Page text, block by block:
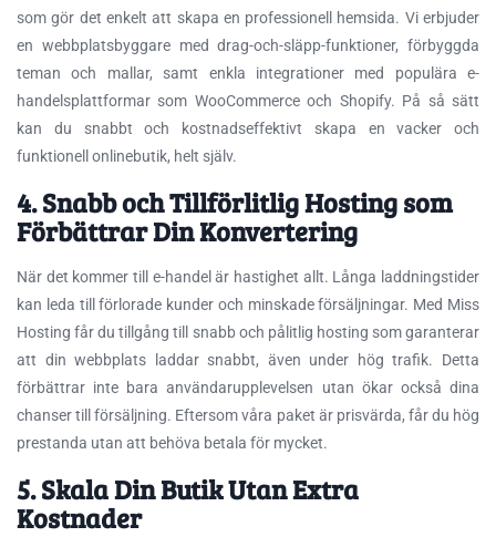
som gör det enkelt att skapa en professionell hemsida. Vi erbjuder
en webbplatsbyggare med drag-och-släpp-funktioner, förbyggda
teman och mallar, samt enkla integrationer med populära e-
handelsplattformar som WooCommerce och Shopify. På så sätt
kan du snabbt och kostnadseffektivt skapa en vacker och
funktionell onlinebutik, helt själv.
4. Snabb och Tillförlitlig Hosting som
Förbättrar Din Konvertering
När det kommer till e-handel är hastighet allt. Långa laddningstider
kan leda till förlorade kunder och minskade försäljningar. Med Miss
Hosting får du tillgång till snabb och pålitlig hosting som garanterar
att din webbplats laddar snabbt, även under hög trafik. Detta
förbättrar inte bara användarupplevelsen utan ökar också dina
chanser till försäljning. Eftersom våra paket är prisvärda, får du hög
prestanda utan att behöva betala för mycket.
5. Skala Din Butik Utan Extra
Kostnader